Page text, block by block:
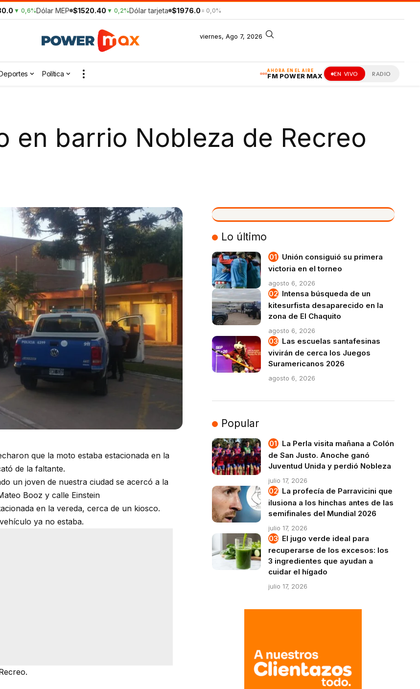
▼ 0,6%Dólar MEP $1520.40 ▼ 0,2%Dólar tarjeta $1976.0 = 0,0%
viernes, Ago 7, 2026
AHORA EN EL AIRE
FM POWER MAX EN VIVO RADIO
Política
en barrio Nobleza de Recreo
que la moto estaba estacionada en la
de la faltante.
un joven de nuestra ciudad se acercó a la
Booz y calle Einstein
en la vereda, cerca de un kiosco.
ya no estaba.
VIVO
Lo último
Unión consiguió su primera
victoria en el torneo
agosto 6, 2026
Intensa búsqueda de un
kitesurfista desaparecido en la
zona de El Chaquito
agosto 6, 2026
Las escuelas santafesinas
vivirán de cerca los Juegos
Suramericanos 2026
agosto 6, 2026
Popular
La Perla visita mañana a Colón
de San Justo. Anoche ganó
Juventud Unida y perdió Nobleza
julio 17, 2026
La profecía de Parravicini que
ilusiona a los hinchas antes de las
semifinales del Mundial 2026
julio 17, 2026
El jugo verde ideal para
recuperarse de los excesos: los
3 ingredientes que ayudan a
cuidar el hígado
julio 17, 2026